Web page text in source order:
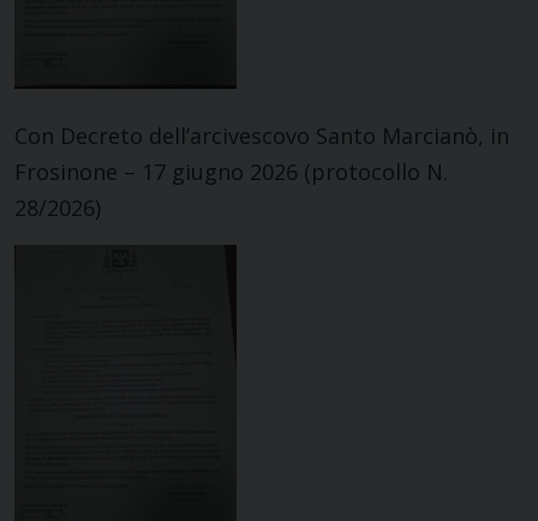
Con Decreto dell’arcivescovo Santo Marcianò, in
Frosinone – 17 giugno 2026 (protocollo N.
28/2026)